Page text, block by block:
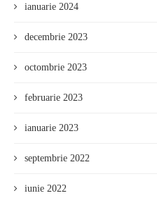
ianuarie 2024
decembrie 2023
octombrie 2023
februarie 2023
ianuarie 2023
septembrie 2022
iunie 2022